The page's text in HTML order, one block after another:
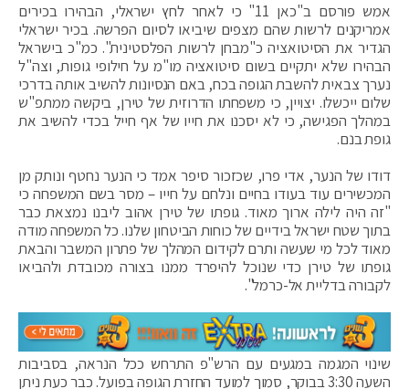
אמש פורסם ב"כאן 11" כי לאחר לחץ ישראלי, הבהירו בכירים
אמריקנים לרשות שהם מצפים שיביאו לסיום הפרשה. בכיר ישראלי
הגדיר את הסיטואציה כ"מבחן לרשות הפלסטינית". כמ"כ בישראל
הבהירו שלא יתקיים בשום סיטואציה מו"מ על חילופי גופות, וצה"ל
נערך צבאית להשבת הגופה בכח, באם הנסיונות להשיב אותה בדרכי
שלום ייכשלו. יצויין, כי משפחתו הדרוזית של טירן, ביקשה ממתפ"ש
במהלך הפגישה, כי לא יסכנו את חייו של אף חייל בכדי להשיב את
גופת בנם.
דודו של הנער, אדי פרו, שכזכור סיפר אמד כי הנער נחטף ונותק מן
המכשירים עוד בעודו בחיים ונלחם על חייו – מסר בשם המשפחה כי
"זה היה לילה ארוך מאוד. גופתו של טירן אהוב ליבנו נמצאת כבר
בתוך שטח ישראל בידיים של כוחות הביטחון שלנו. כל המשפחה מודה
מאוד לכל מי שעשה ותרם לקידום המהלך של פתרון המשבר והבאת
גופתו של טירן כדי שנוכל להיפרד ממנו בצורה מכובדת ולהביאו
לקבורה בדליית אל-כרמל".
שינוי המגמה במגעים עם הרש"פ התרחש ככל הנראה, בסביבות
השעה 3:30 בבוקר, סמוך למועד החזרת הגופה בפועל. כבר כעת ניתן